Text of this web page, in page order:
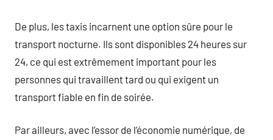
De plus, les taxis incarnent une option sûre pour le
transport nocturne. Ils sont disponibles 24 heures sur
24, ce qui est extrêmement important pour les
personnes qui travaillent tard ou qui exigent un
transport fiable en fin de soirée.
Par ailleurs, avec l’essor de l’économie numérique, de